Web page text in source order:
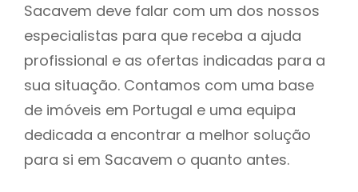
Sacavem deve falar com um dos nossos
especialistas para que receba a ajuda
profissional e as ofertas indicadas para a
sua situação. Contamos com uma base
de imóveis em Portugal e uma equipa
dedicada a encontrar a melhor solução
para si em Sacavem o quanto antes.